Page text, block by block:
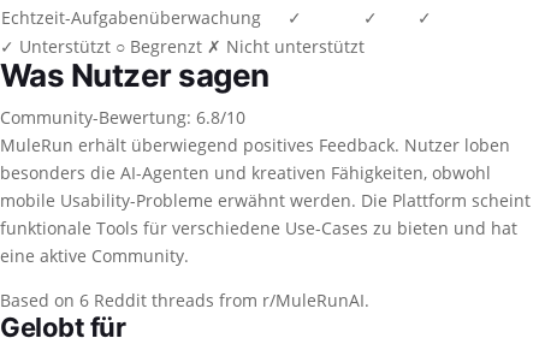
Echtzeit-Aufgabenüberwachung
✓ ✓
✓
✓ Unterstützt ○ Begrenzt ✗ Nicht unterstützt
Was Nutzer sagen
Community-Bewertung: 6.8/10
MuleRun erhält überwiegend positives Feedback. Nutzer loben
besonders die AI-Agenten und kreativen Fähigkeiten, obwohl
mobile Usability-Probleme erwähnt werden. Die Plattform scheint
funktionale Tools für verschiedene Use-Cases zu bieten und hat
eine aktive Community.
Based on 6 Reddit threads from r/MuleRunAI.
Gelobt für